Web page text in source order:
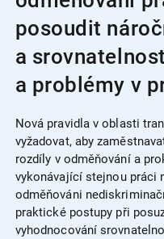
posoudit
a
a problémy v
Nová pravidla v oblasti
vyžadovat, aby
rozdíly v odměňování a
vykonávající stejnou práci
odměňováni
praktické postupy při
vyhodnocování